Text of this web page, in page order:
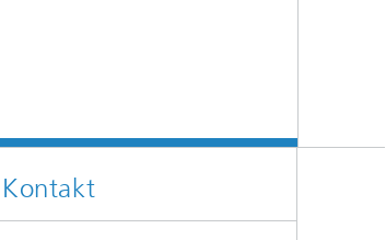
Energie- und Verfahrenstechnik
Hochtemperaturseparation und
Kontakt